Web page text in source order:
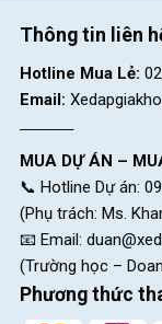
Thông tin liên
Hotline Mua Lẻ:
Email:
MUA DỰ ÁN –
📞 Hotline Dự án:
(Phụ trách: Ms.
📧 Email:
(Trường học –
Phương thức